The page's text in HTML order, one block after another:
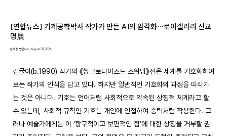
[연합뉴스] 기계공학박사 작가가 만든 AI의 암각화…로이갤러리 신교
명展
황희경, 연합뉴스, August 31, 2024
김귤이(b.1990) 작가의 《씽크로나이즈드 스위밍》전은 세계를 기호화하여
보는 작가의 인식을 담고 있다. 하지만 일반적인 기호화의 과정을 따라가
는 것은 아니다. 기호는 언어처럼 사회적으로 약속된 상징적 체계라고 할
수 있는데, 사회적 규칙인 기호는 개인에 인접하여 중력처럼 작용한다. 그
러나 예술가에게는 이 ‘항구적이고 보편적인 힘’에 대한 상징을 거부할 권